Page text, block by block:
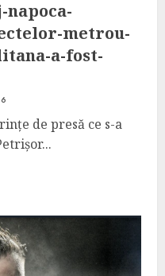
metrou-
a-fost-
de presă ce s-a